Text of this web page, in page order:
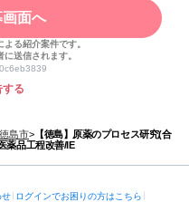
画面へ
る紹介案件です。
送信されます。
する
徳島市> 【徳島】原薬のプロセス研究(合
薬品工程改善/IE
せ ログインでお困りの方はこちら